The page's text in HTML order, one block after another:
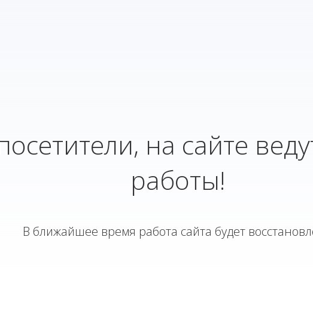
на сайте
работы!
В ближайшее время работа сайта будет